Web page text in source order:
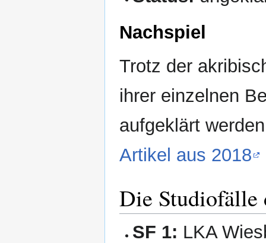
Nachspiel
Trotz der
ihrer einzelnen
aufgeklärt
Artikel aus 2018
Die Studiofälle
SF 1: LKA